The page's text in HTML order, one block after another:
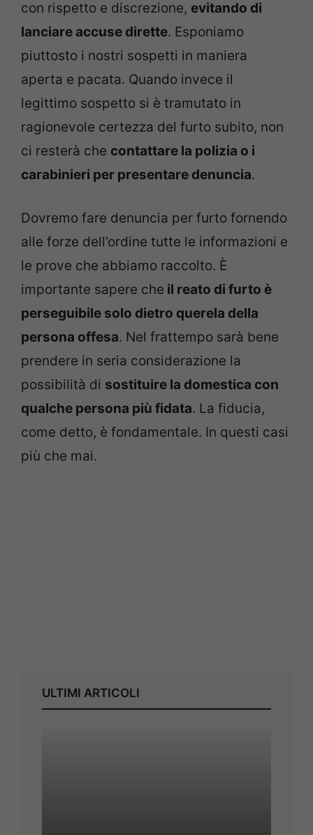
con rispetto e discrezione, evitando di
lanciare accuse dirette. Esponiamo
piuttosto i nostri sospetti in maniera
aperta e pacata. Quando invece il
legittimo sospetto si è tramutato in
ragionevole certezza del furto subito, non
ci resterà che contattare la polizia o i
carabinieri per presentare denuncia.
Dovremo fare denuncia per furto fornendo
alle forze dell’ordine tutte le informazioni e
le prove che abbiamo raccolto. È
importante sapere che il reato di furto è
perseguibile solo dietro querela della
persona offesa. Nel frattempo sarà bene
prendere in seria considerazione la
possibilità di sostituire la domestica con
qualche persona più fidata. La fiducia,
come detto, è fondamentale. In questi casi
più che mai.
ULTIMI ARTICOLI